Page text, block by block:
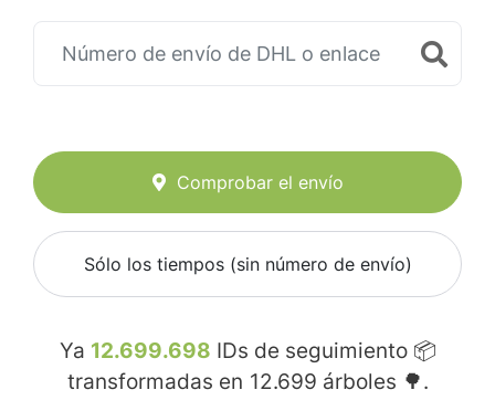
Comprobar el envío
Sólo los tiempos (sin número de envío)
Ya 12.699.698 IDs de seguimiento 📦
transformadas en 12.699 árboles 🌳.